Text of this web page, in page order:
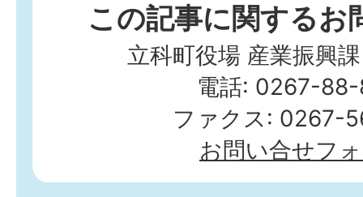
この記事に関するお
立科町役場 産業振興
電話: 0267-
ファクス: 0267-
お問い合せフ